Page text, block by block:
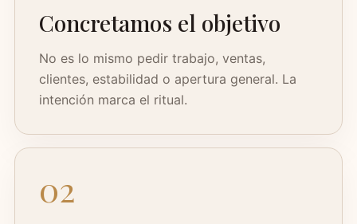
Concretamos el objetivo
No es lo mismo pedir trabajo, ventas,
clientes, estabilidad o apertura general. La
intención marca el ritual.
02